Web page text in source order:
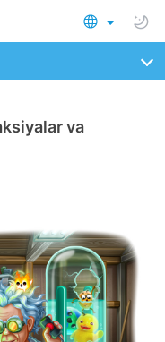
va